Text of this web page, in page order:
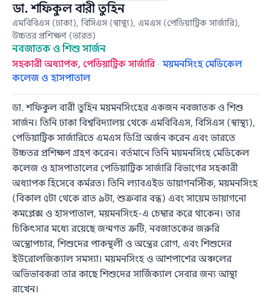
ডা. শফিকুল বারী তুহিন
এমবিবিএস (ঢাকা), বিসিএস (স্বাস্থ্য), এমএস (পেডিয়াট্রিক সার্জারি),
উচ্চতর প্রশিক্ষণ (ভারত)
নবজাতক ও শিশু সার্জন
সহকারী অধ্যাপক, পেডিয়াট্রিক সার্জারি ·ময়মনসিংহ মেডিকেল
কলেজ ও হাসপাতাল
ডা. শফিকুল বারী তুহিন ময়মনসিংহের একজন নবজাতক ও শিশু
সার্জন। তিনি ঢাকা বিশ্ববিদ্যালয় থেকে এমবিবিএস, বিসিএস (স্বাস্থ্য),
পেডিয়াট্রিক সার্জারিতে এমএস ডিগ্রি অর্জন করেন এবং ভারতে
উচ্চতর প্রশিক্ষণ গ্রহণ করেন। বর্তমানে তিনি ময়মনসিংহ মেডিকেল
কলেজ ও হাসপাতালের পেডিয়াট্রিক সার্জারি বিভাগের সহকারী
অধ্যাপক হিসেবে কর্মরত। তিনি ল্যাবএইড ডায়াগনস্টিক, ময়মনসিংহ
(বিকাল ৫টা থেকে রাত ৯টা, শুক্রবার বন্ধ) এবং সায়েম ডায়াগনো
কমপ্লেক্স ও হাসপাতাল, ময়মনসিংহ-এ চেম্বার করে থাকেন। তার
চিকিৎসার মধ্যে রয়েছে জন্মগত ত্রুটি, নবজাতকের জরুরি
অস্ত্রোপচার, শিশুদের পাকস্থলী ও অন্ত্রের রোগ, এবং শিশুদের
ইউরোলজিক্যাল সমস্যা। ময়মনসিংহ ও আশপাশের অঞ্চলের
অভিভাবকরা তার কাছে শিশুদের সার্জিক্যাল সেবার জন্য আস্থা
রাখেন।